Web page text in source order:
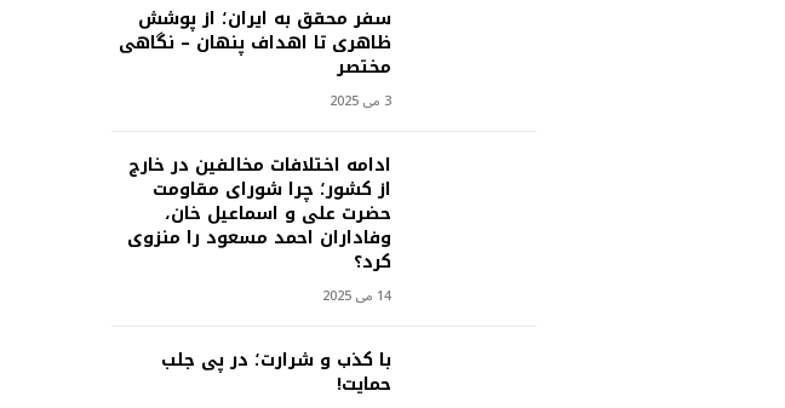
سفر محقق به ایران؛ از پوشش
ظاهری تا اهداف پنهان – نگاهی
مختصر
3 می 2025
ادامه اختلافات مخالفین در خارج
از کشور؛ چرا شورای مقاومت
حضرت علی و اسماعیل خان،
وفاداران احمد مسعود را منزوی
کرد؟
14 می 2025
با کذب و شرارت؛ در پی جلب
حمایت!